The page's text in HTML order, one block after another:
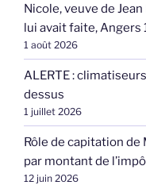
Nicole, veuve de
lui avait faite, Angers
1 août 2026
ALERTE :
dessus
1 juillet 2026
Rôle de capitation de
par montant de
12 juin 2026